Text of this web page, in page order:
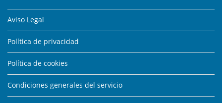
Aviso Legal
Política de privacidad
Política de cookies
Condiciones generales del servicio